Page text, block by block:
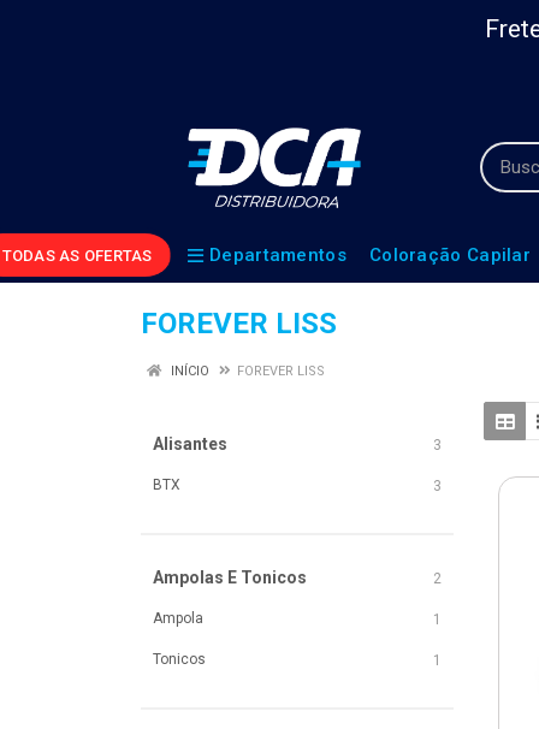
TODAS AS OFERTAS Departamentos Coloração Capilar
FOREVER LISS
INÍCIO FOREVER LISS
Alisantes 3
BTX 3
Ampolas E Tonicos 2
Ampola 1
Tonicos 1